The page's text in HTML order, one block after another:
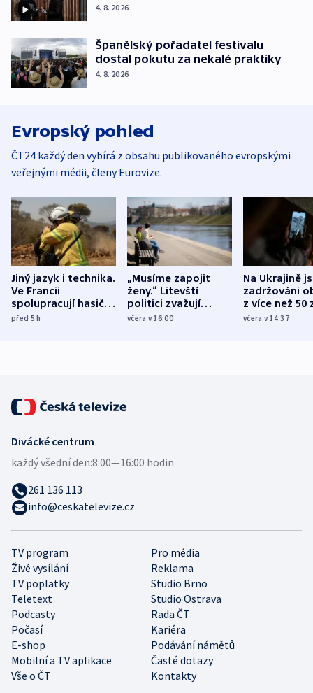
4. 8. 2026
Španělský pořadatel festivalu
dostal pokutu za nekalé praktiky
4. 8. 2026
Evropský pohled
ČT24 každý den vybírá z obsahu publikovaného evropskými
veřejnými médii, členy Eurovize.
Jiný jazyk i technika.
Ve Francii
spolupracují hasiči z
různých zemí
před 5h
„Musíme zapojit
ženy.“ Litevští
politici zvažují
dohodu o
včera v 16:00
Na Ukrajině
zadržováni
z více než 50
Bojovali na
včera v 14:37
TV program
Pro média
Živé vysílání
Reklama
TV poplatky
Studio Brno
Teletext
Studio Ostrava
Podcasty
Rada ČT
Počasí
Kariéra
E-shop
Podávání námětů
Mobilní a TV aplikace
Časté dotazy
Vše o ČT
Kontakty
Divácké centrum
každý všední den:8:00—16:00 hodin
261 136 113
info@ceskatelevize.cz